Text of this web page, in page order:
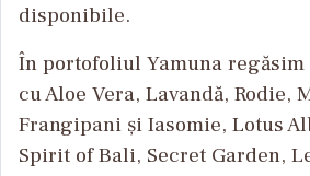
disponibile.
În portofoliul Yamuna
cu Aloe Vera, Lavandă, Rodie,
Frangipani și Iasomie, Lotus
Spirit of Bali, Secret Garden,